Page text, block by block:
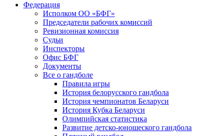
Федерация
Исполком ОО «БФГ»
Председатели рабочих комиссий
Ревизионная комиссия
Судьи
Инспекторы
Офис БФГ
Документы
Все о гандболе
Правила игры
История белорусского гандбола
История чемпионатов Беларуси
История Кубка Беларуси
Олимпийская статистика
Развитие детско-юношеского гандбола